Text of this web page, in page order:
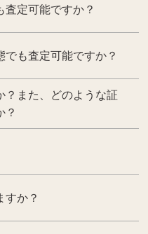
査定可能ですか？
も査定可能ですか？
？また、どのような証
？
すか？